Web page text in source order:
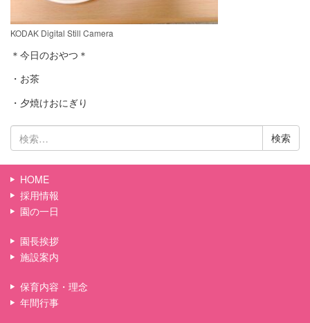
KODAK Digital Still Camera
＊今日のおやつ＊
・お茶
・夕焼けおにぎり
検
索:
HOME
採用情報
園の一日
園長挨拶
施設案内
保育内容・理念
年間行事